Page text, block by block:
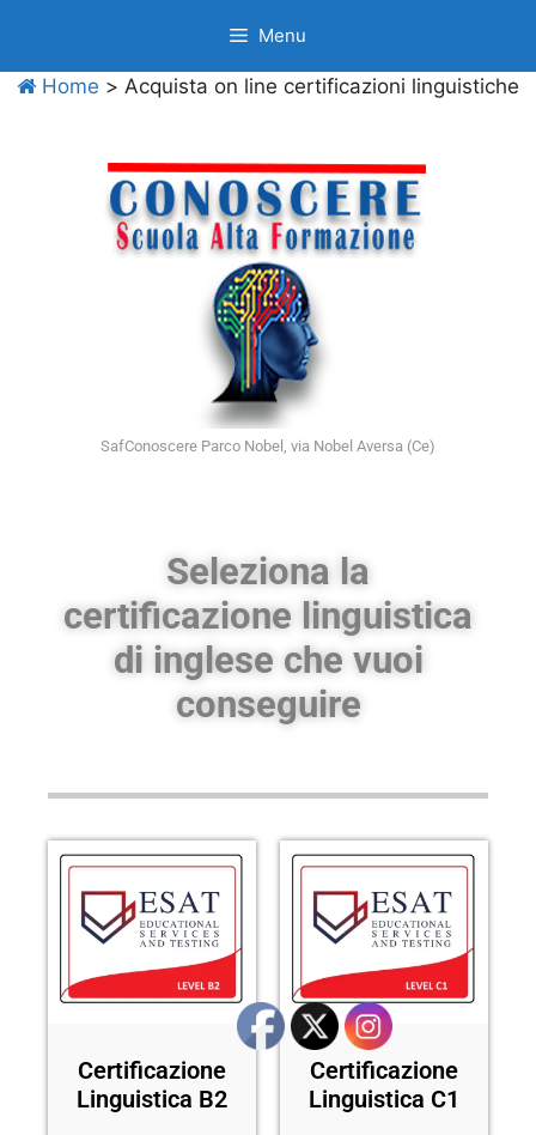
Menu
Home > Acquista on line certificazioni linguistiche
SafConoscere Parco Nobel, via Nobel Aversa (Ce)
Seleziona la
certificazione linguistica
di inglese che vuoi
conseguire
Certificazione
Linguistica B2
Certificazione
Linguistica C1